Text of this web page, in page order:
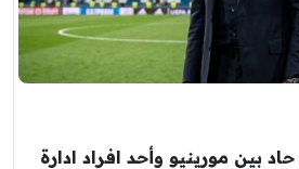
بين مورينيو وأحد افراد ادارة